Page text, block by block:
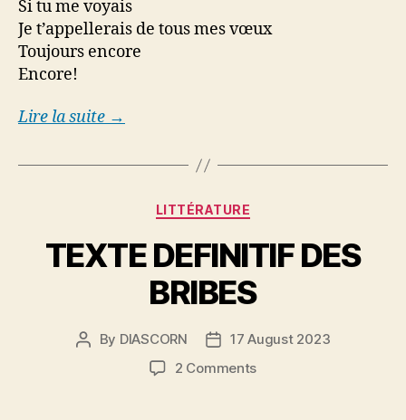
Si tu me voyais
Je t’appellerais de tous mes vœux
Toujours encore
Encore!
Lire la suite →
Categories
LITTÉRATURE
TEXTE DEFINITIF DES
BRIBES
Post
By DIASCORN
Post17 August 2023
2 Commentson